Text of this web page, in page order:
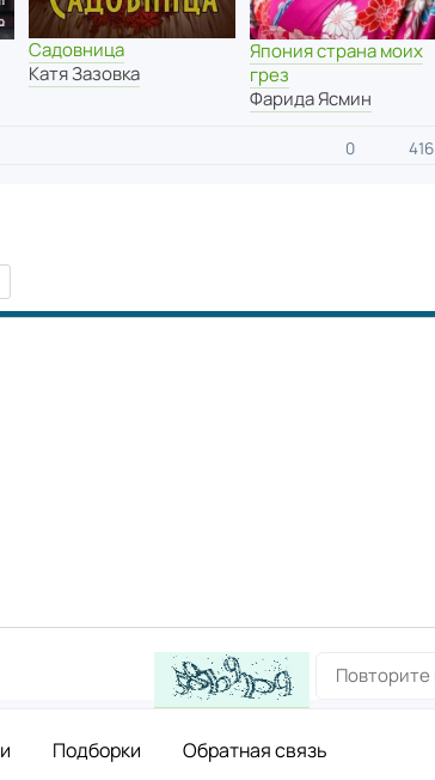
Садовница
Катя Зазовка
Япония страна моих
грез
Фарида Ясмин
0 416
Подборки Обратная связь